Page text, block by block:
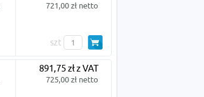
721,00 zł netto
szt
891,75 zł z VAT
725,00 zł netto